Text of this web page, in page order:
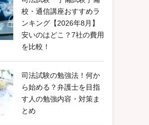
校・通信講座おすすめラ
ンキング【2026年8月】
安いのはどこ？7社の費用
を比較！
司法試験の勉強法！何か
ら始める？弁護士を目指
す人の勉強内容・対策ま
とめ